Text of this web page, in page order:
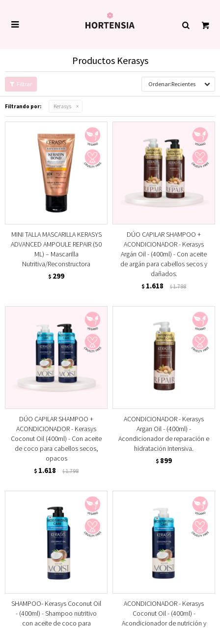

Productos Kerasys
Recientes
Filtrando por: Kerasys
MINI TALLA MASCARILLA KERASYS
ADVANCED AMPOULE REPAIR (50
ML) – Mascarilla
Nutritiva/Reconstructora
$ 299
DÚO CAPILAR SHAMPOO +
ACONDICIONADOR - Kerasys
Argán Oil - (400ml) - Con aceite
de argán para cabellos secos y
dañados.
$ 1.618 $1.798
DÚO CAPILAR SHAMPOO +
ACONDICIONADOR - Kerasys
Coconut Oil (400ml) - Con aceite
de coco para cabellos secos,
opacos
$ 1.618 $1.798
ACONDICIONADOR - Kerasys
Argan Oil - (400ml) -
Acondicionador de reparación e
hidratación Intensiva.
$ 899
SHAMPOO- Kerasys Coconut Oil
- (400ml) - Shampoo nutritivo
con aceite de coco para
ACONDICIONADOR - Kerasys
Coconut Oil - (400ml) -
Acondicionador de nutrición y